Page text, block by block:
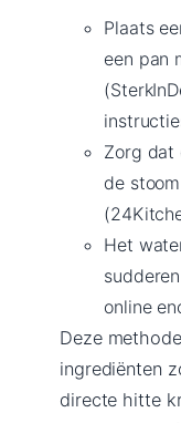
Plaats
een pan
Zorg dat
de
Het
online
Deze
ingrediënten
directe hitte